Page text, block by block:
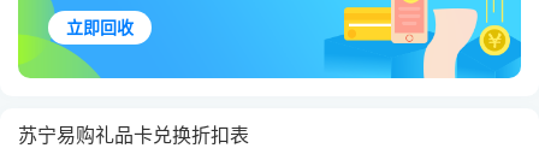
立即回收
苏宁易购礼品卡兑换折扣表